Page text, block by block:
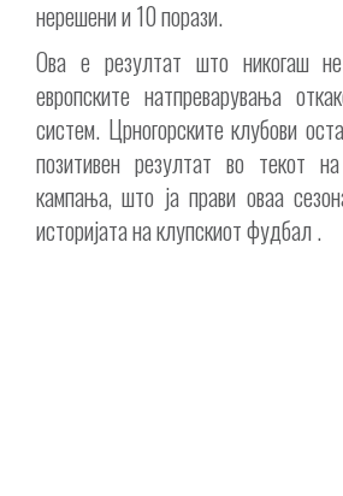
нерешени и 10 порази.
Ова е резултат што никогаш
европските натпреварувања
систем. Црногорските клубови
позитивен резултат во текот
кампања, што ја прави оваа
историјата на клупскиот фудбал .